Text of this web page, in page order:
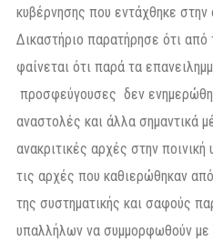
κυβέρνησης που εντάχθηκε στην
Δικαστήριο παρατήρησε ότι
φαίνεται ότι παρά τα
προσφεύγουσες δεν
αναστολές και άλλα σημαντικά
ανακριτικές αρχές στην
τις αρχές που καθιερώθηκαν
της συστηματικής και σαφούς
υπαλλήλων να συμμορφωθούν με